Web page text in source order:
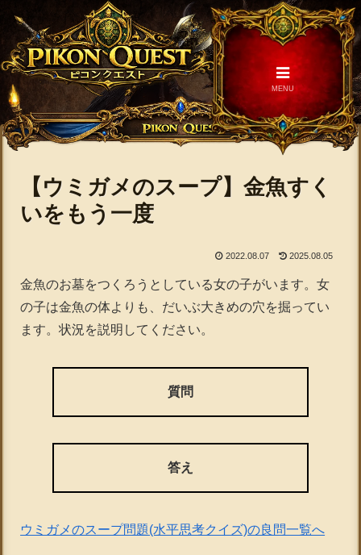
【ウミガメのスープ】金魚すく
いをもう一度
2022.08.07 2025.08.05
金魚のお墓をつくろうとしている女の子がいます。女
の子は金魚の体よりも、だいぶ大きめの穴を掘ってい
ます。状況を説明してください。
質問
答え
ウミガメのスープ問題(水平思考クイズ)の良問一覧へ
MENU